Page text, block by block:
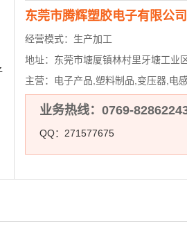
东莞市腾辉塑胶电子有限公司
经营模式： 生产加工
地址： 东莞市塘厦镇林村里牙塘工业
主营： 电子产品,塑料制品,变压器,电
业务热线：0769-
QQ：271577675